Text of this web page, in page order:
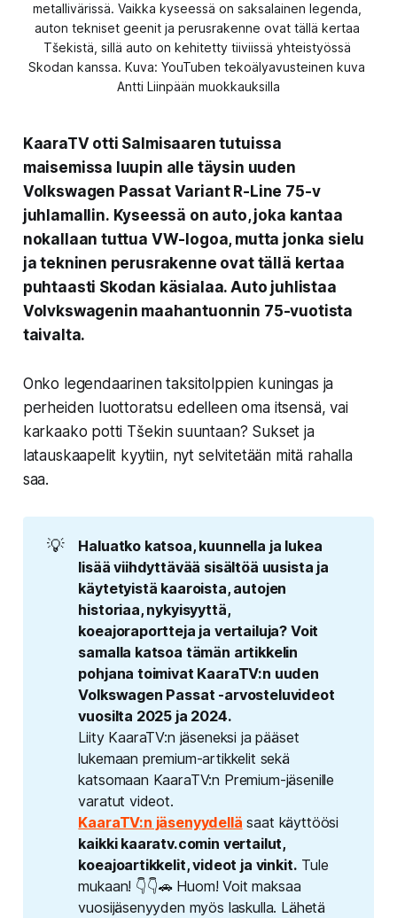
metallivärissä. Vaikka kyseessä on saksalainen legenda,
auton tekniset geenit ja perusrakenne ovat tällä kertaa
Tšekistä, sillä auto on kehitetty tiiviissä yhteistyössä
Skodan kanssa. Kuva: YouTuben tekoälyavusteinen kuva
Antti Liinpään muokkauksilla
KaaraTV otti Salmisaaren tutuissa
maisemissa luupin alle täysin uuden
Volkswagen Passat Variant R-Line 75-v
juhlamallin. Kyseessä on auto, joka kantaa
nokallaan tuttua VW-logoa, mutta jonka sielu
ja tekninen perusrakenne ovat tällä kertaa
puhtaasti Skodan käsialaa. Auto juhlistaa
Volvkswagenin maahantuonnin 75-vuotista
taivalta.
Onko legendaarinen taksitolppien kuningas ja
perheiden luottoratsu edelleen oma itsensä, vai
karkaako potti Tšekin suuntaan? Sukset ja
latauskaapelit kyytiin, nyt selvitetään mitä rahalla
saa.
💡
Haluatko katsoa, kuunnella ja lukea
lisää viihdyttävää sisältöä uusista ja
käytetyistä kaaroista, autojen
historiaa, nykyisyyttä,
koeajoraportteja ja vertailuja? Voit
samalla katsoa tämän artikkelin
pohjana toimivat KaaraTV:n uuden
Volkswagen Passat -arvosteluvideot
vuosilta 2025 ja 2024.
Liity KaaraTV:n jäseneksi ja pääset
lukemaan premium-artikkelit sekä
katsomaan KaaraTV:n Premium-jäsenille
varatut videot.
KaaraTV:n jäsenyydellä saat käyttöösi
kaikki kaaratv.comin vertailut,
koeajoartikkelit, videot ja vinkit. Tule
mukaan! 👇👇🚗 Huom! Voit maksaa
vuosijäsenyyden myös laskulla. Lähetä